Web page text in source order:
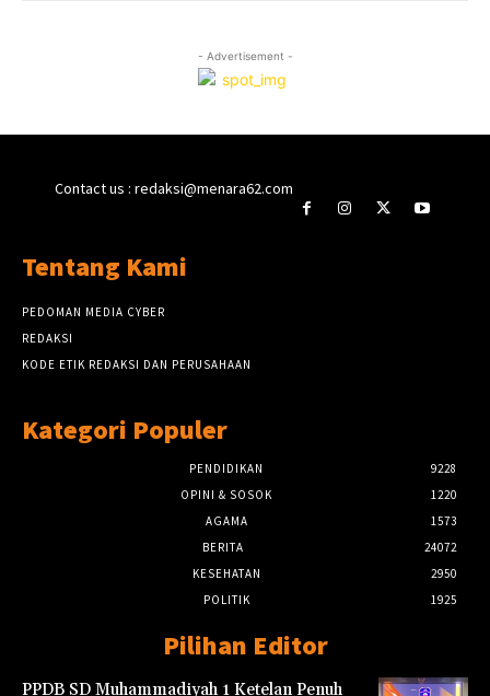
- Advertisement -
Contact us : redaksi@menara62.com
Tentang Kami
PEDOMAN MEDIA CYBER
REDAKSI
KODE ETIK REDAKSI DAN PERUSAHAAN
Kategori Populer
PENDIDIKAN
9228
OPINI & SOSOK
1220
AGAMA
1573
BERITA
24072
KESEHATAN
2950
POLITIK
1925
Pilihan Editor
PPDB SD Muhammadiyah 1 Ketelan Penuh